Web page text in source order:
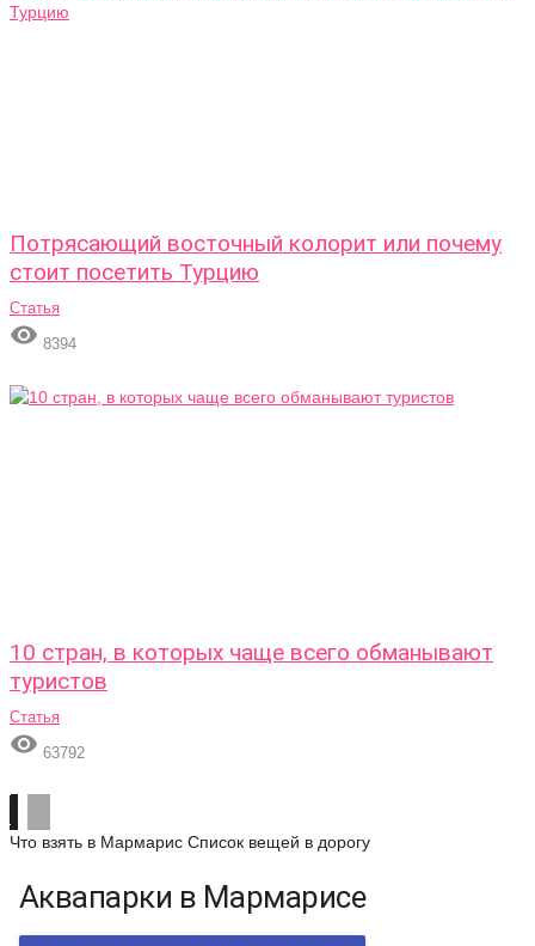
Потрясающий восточный колорит или почему
стоит посетить Турцию
Статья
 8394
10 стран, в которых чаще всего обманывают
туристов
Статья
 63792
Что взять в Мармарис Список вещей в дорогу
Аквапарки в Мармарисе